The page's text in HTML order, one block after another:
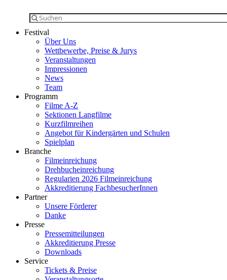
Festival
Über Uns
Wettbewerbe, Preise & Jurys
Veranstaltungen
Impressionen
News
Team
Programm
Filme A-Z
Sektionen Langfilme
Kurzfilmreihen
Angebot für Kindergärten und Schulen
Spielplan
Branche
Filmeinreichung
Drehbucheinreichung
Regularien 2026 Filmeinreichung
Akkreditierung FachbesucherInnen
Partner
Unsere Förderer
Danke
Presse
Pressemitteilungen
Akkreditierung Presse
Downloads
Service
Tickets & Preise